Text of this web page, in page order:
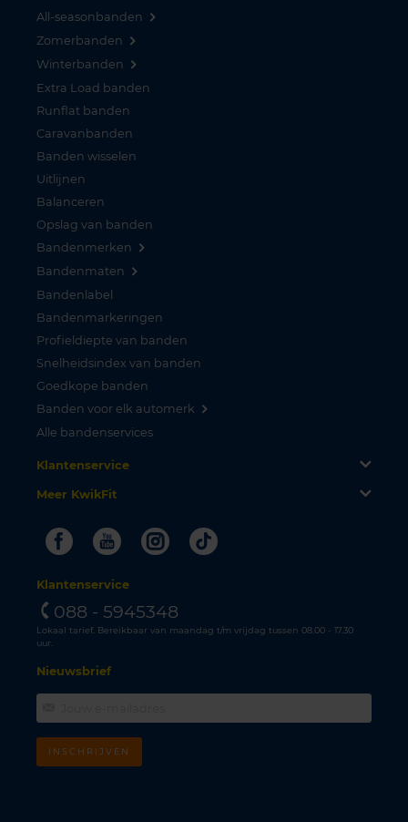
All-seasonbanden
Zomerbanden
Winterbanden
Extra Load banden
Runflat banden
Caravanbanden
Banden wisselen
Uitlijnen
Balanceren
Opslag van banden
Bandenmerken
Bandenmaten
Bandenlabel
Bandenmarkeringen
Profieldiepte van banden
Snelheidsindex van banden
Goedkope banden
Banden voor elk automerk
Alle bandenservices
Klantenservice
Meer KwikFit
FacebookYoutubeInstagram
Tiktok
Klantenservice
088 - 5945348
Lokaal tarief. Bereikbaar van maandag t/m vrijdag tussen 08.00 - 17.30
uur.
Nieuwsbrief
INSCHRIJVEN